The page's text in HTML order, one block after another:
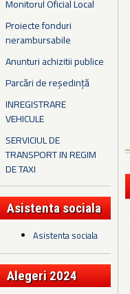
Monitorul Oficial Local
Proiecte fonduri
nerambursabile
Anunturi achizitii publice
Parcări de reședință
INREGISTRARE
VEHICULE
SERVICIUL DE
TRANSPORT IN REGIM
DE TAXI
Asistenta sociala
Asistenta sociala
Alegeri 2024